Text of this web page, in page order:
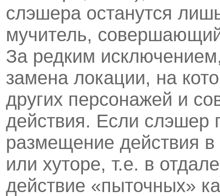
слэшера останутся
мучитель,
За редким
заме­на локации, на
других персонажей и
действия. Если слэшер
размещение действия
или хуторе, т.е. в
действие «пыточных»